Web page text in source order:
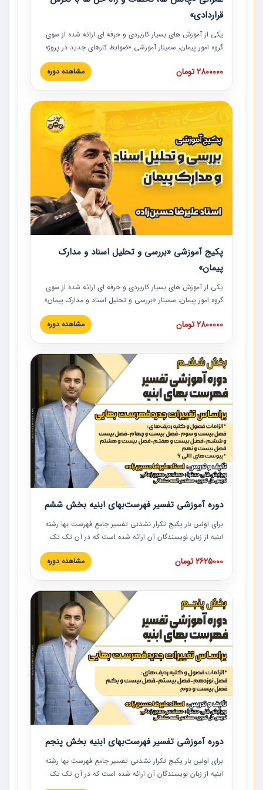
قراردادی»
یکی از آموزش‏‏‏‏‏‏ های بسیار کاربردی و حرفه‏ ای ارائه شده از سوی
گروه امور پیمان، سمینار آموزشی «ضوابط کارهای جدید در پروژه
های عمرانی» چالش ها، تخلفات و راه حل ها با نگرش قراردادی
است که در محل سندیکای شرکت های ساختمانی کشور ارائه شد.
مدارک پیمان به همراه تجربیات عملی ارائه شده است.
2800000 تومان مشاهده دوره
پکیج آموزشی «بررسی و تحلیل اسناد و مدارک
پیمان»
یکی از آموزش‏‏‏‏‏‏ های بسیار کاربردی و حرفه‏ ای ارائه شده از سوی
گروه امور پیمان، سمینار «بررسی و تحلیل اسناد و مدارک پیمان»
است که در دانشگاه صنعتی شریف ارائه شد. در این آموزش
نکات کلیدی مربوط به اسناد و مدارک پیمان، اولویت بندی اسناد
پیمان به همراه تجربیات عملی در این خصوص ارائه شده است.
2800000 تومان مشاهده دوره
دوره آموزشی تفسیر فهرست‌بهای ابنیه بخش ششم
برای اولین بار پکیج تکرار نشدنی تفسیر جامع فهرست بها رشته
ابنیه از زبان نویسندگان آن ارائه شده است که در آن تک تک
ردیف ها و مطالب فهرست بها تفسیر و ارائه شده است. این
دوره به صورت کامل تصویری بوده و به همراه تصاویر عملیات
دوره با کلام مهندس علیرضاحسین‌زاده مدیر پروژه مهندسی
مشاور در امر بازنگری فهرست بها رشته ابنیه ارائه شده و به تمام
همکارانی که در حوزه صنعت ساخت در حال فعالیت هستند حتما
توصیه می کنیم از مطالب این دوره استفاده نمایند.
2625000 تومان مشاهده دوره
دوره آموزشی تفسیر فهرست‌بهای ابنیه بخش پنجم
برای اولین بار پکیج تکرار نشدنی تفسیر جامع فهرست بها رشته
ابنیه از زبان نویسندگان آن ارائه شده است که در آن تک تک
ردیف ها و مطالب فهرست بها تفسیر و ارائه شده است. این